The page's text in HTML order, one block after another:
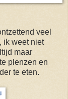
veel
ik weet niet
maar
plenzen en
te eten.